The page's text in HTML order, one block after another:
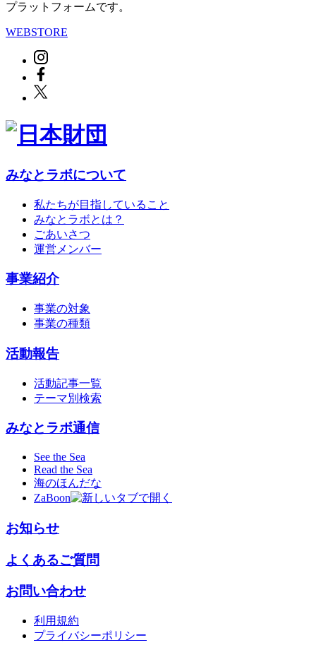
プラットフォームです。
WEBSTORE
みなとラボについて
私たちが目指していること
みなとラボとは？
ごあいさつ
運営メンバー
事業紹介
事業の対象
事業の種類
活動報告
活動記事一覧
テーマ別検索
みなとラボ通信
See the Sea
Read the Sea
海のほんだな
ZaBoon
お知らせ
よくあるご質問
お問い合わせ
利用規約
プライバシーポリシー